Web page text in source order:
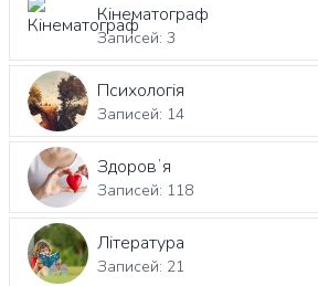
Кінематограф
Записей: 3
Психологія
Записей: 14
Здоровʼя
Записей: 118
Література
Записей: 21